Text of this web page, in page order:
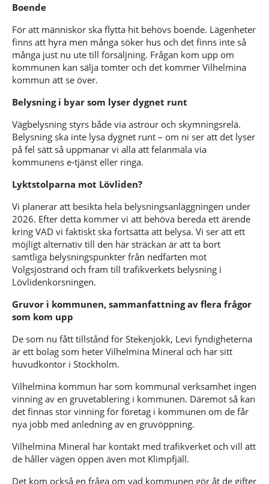
Boende
För att människor ska flytta hit behövs boende. Lägenheter
finns att hyra men många söker hus och det finns inte så
många just nu ute till försäljning. Frågan kom upp om
kommunen kan sälja tomter och det kommer Vilhelmina
kommun att se över.
Belysning i byar som lyser dygnet runt
Vägbelysning styrs både via astrour och skymningsrelä.
Belysning ska inte lysa dygnet runt – om ni ser att det lyser
på fel sätt så uppmanar vi alla att felanmäla via
kommunens e-tjänst eller ringa.
Lyktstolparna mot Lövliden?
Vi planerar att besikta hela belysningsanläggningen under
2026. Efter detta kommer vi att behöva bereda ett ärende
kring VAD vi faktiskt ska fortsätta att belysa. Vi ser att ett
möjligt alternativ till den här sträckan är att ta bort
samtliga belysningspunkter från nedfarten mot
Volgsjöstrand och fram till trafikverkets belysning i
Lövlidenkorsningen.
Gruvor i kommunen, sammanfattning av flera frågor
som kom upp
De som nu fått tillstånd för Stekenjokk, Levi fyndigheterna
är ett bolag som heter Vilhelmina Mineral och har sitt
huvudkontor i Stockholm.
Vilhelmina kommun har som kommunal verksamhet ingen
vinning av en gruvetablering i kommunen. Däremot så kan
det finnas stor vinning för företag i kommunen om de får
nya jobb med anledning av en gruvöppning.
Vilhelmina Mineral har kontakt med trafikverket och vill att
de håller vägen öppen även mot Klimpfjäll.
Det kom också en fråga om vad kommunen gör åt de gifter